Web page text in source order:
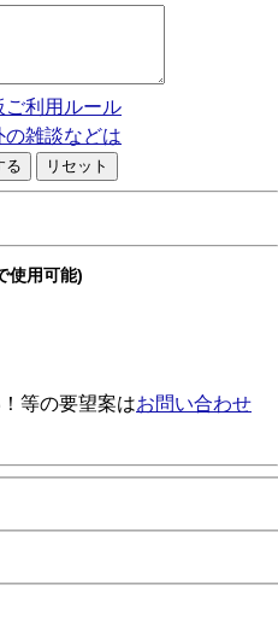
ご利用ルール
の雑談などは
使用可能)
等の要望案はお問い合わせ